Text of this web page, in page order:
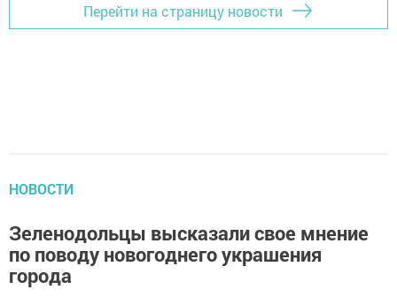
Перейти на страницу новости
НОВОСТИ
Зеленодольцы высказали свое мнение
по поводу новогоднего украшения
города